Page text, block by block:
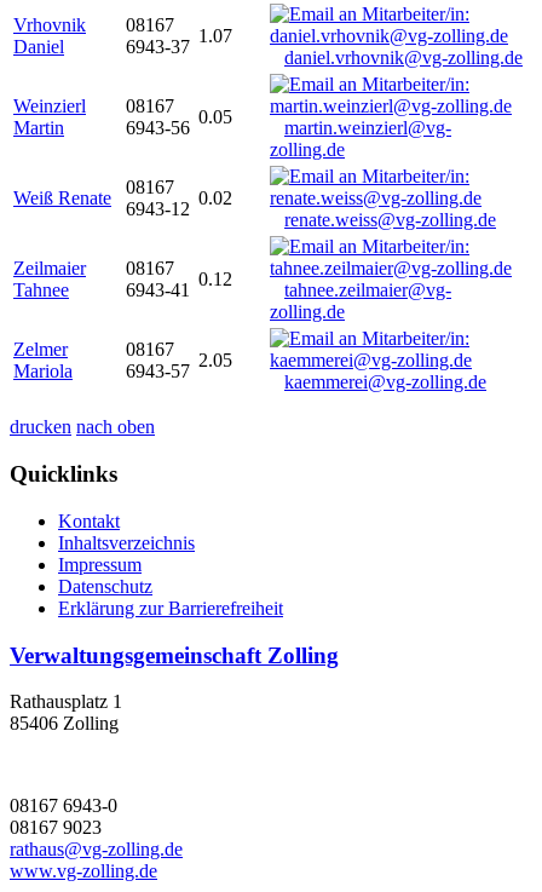
Vrhovnik
Daniel
08167
6943-37
1.07
daniel.vrhovnik@vg-zolling.de
Weinzierl
Martin
08167
6943-56
0.05
martin.weinzierl@vg-
zolling.de
Weiß Renate
08167
6943-12
0.02
renate.weiss@vg-zolling.de
Zeilmaier
Tahnee
08167
6943-41
0.12
tahnee.zeilmaier@vg-
zolling.de
Zelmer
Mariola
08167
6943-57
2.05
kaemmerei@vg-zolling.de
drucken nach oben
Quicklinks
Kontakt
Inhaltsverzeichnis
Impressum
Datenschutz
Erklärung zur Barrierefreiheit
Verwaltungsgemeinschaft Zolling
Rathausplatz 1
85406 Zolling
08167 6943-0
08167 9023
rathaus@vg-zolling.de
www.vg-zolling.de